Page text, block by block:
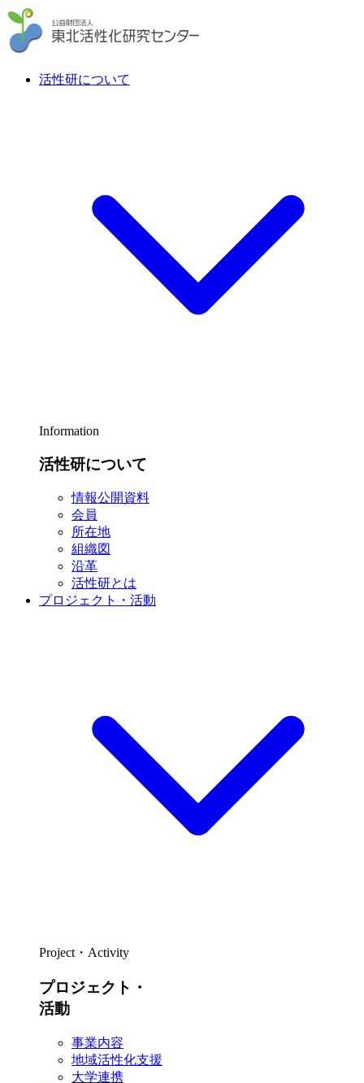
活性研について
Information
活性研について
情報公開資料
会員
所在地
組織図
沿革
活性研とは
プロジェクト・活動
Project・Activity
プロジェクト・
活動
事業内容
地域活性化支援
大学連携